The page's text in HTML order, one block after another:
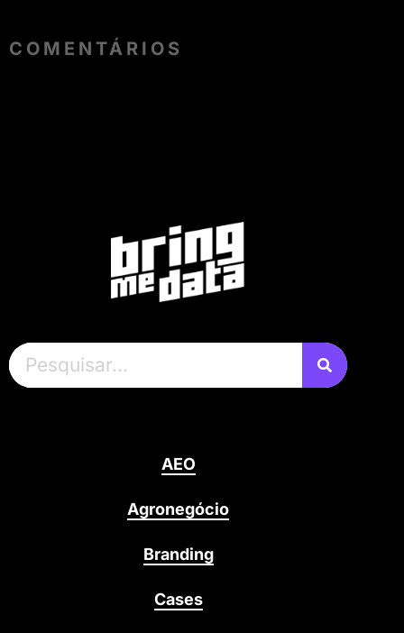
COMENTÁRIOS
AEO
Agronegócio
Branding
Cases